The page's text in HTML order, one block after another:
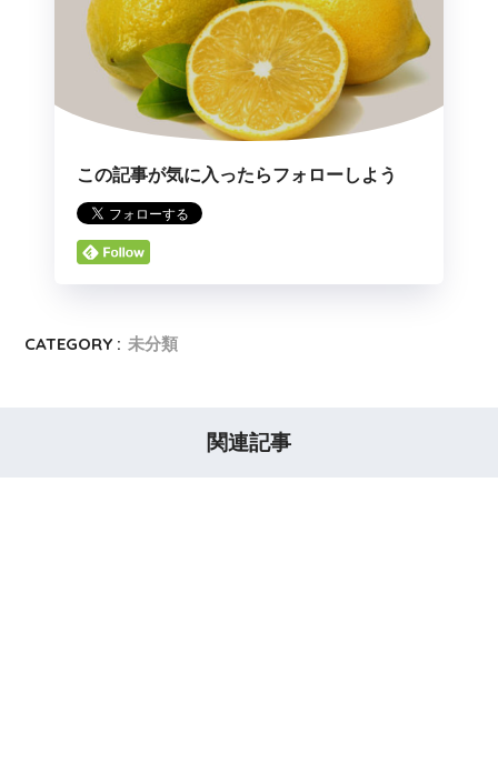
この記事が気に入ったらフォローしよう
CATEGORY : 未分類
関連記事